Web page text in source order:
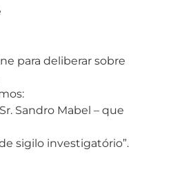
para deliberar sobre
Sandro Mabel – que
sigilo investigatório”.